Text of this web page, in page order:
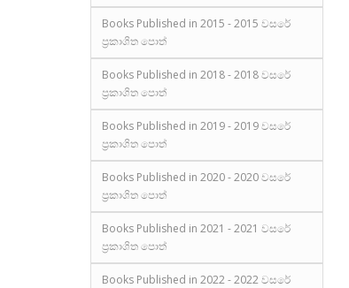
Books Published in 2015 - 2015 වසරේ
ප්‍රකාශිත පොත්
Books Published in 2018 - 2018 වසරේ
ප්‍රකාශිත පොත්
Books Published in 2019 - 2019 වසරේ
ප්‍රකාශිත පොත්
Books Published in 2020 - 2020 වසරේ
ප්‍රකාශිත පොත්
Books Published in 2021 - 2021 වසරේ
ප්‍රකාශිත පොත්
Books Published in 2022 - 2022 වසරේ